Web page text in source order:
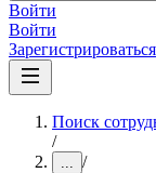
Войти
Войти
Зарегистрироваться
Поиск
/
... /